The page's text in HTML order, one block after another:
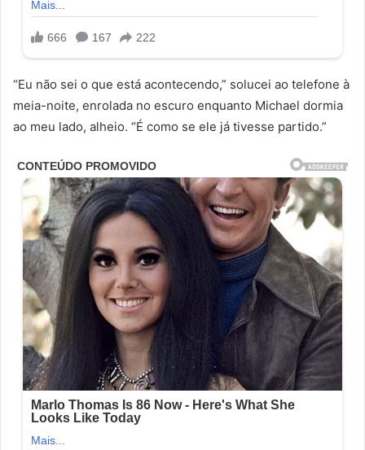
“Eu não sei o que está acontecendo,” solucei ao telefone à
meia-noite, enrolada no escuro enquanto Michael dormia
ao meu lado, alheio. “É como se ele já tivesse partido.”